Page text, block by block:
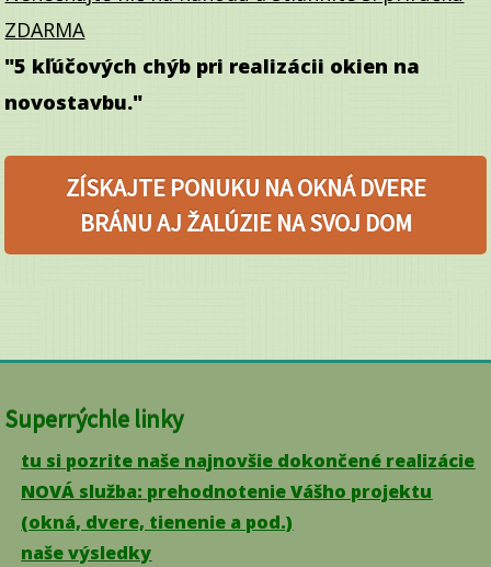
ZDARMA
"5 kľúčových chýb pri realizácii okien na
novostavbu."
ZÍSKAJTE PONUKU NA OKNÁ DVERE
BRÁNU AJ ŽALÚZIE NA SVOJ DOM
Superrýchle linky
tu si pozrite naše najnovšie dokončené realizácie
NOVÁ služba: prehodnotenie Vášho projektu
(okná, dvere, tienenie a pod.)
naše výsledky